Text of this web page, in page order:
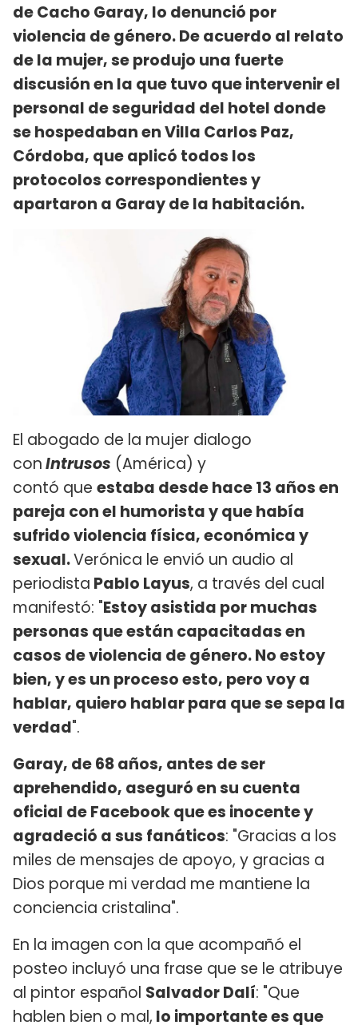
de Cacho Garay, lo denunció por
violencia de género. De acuerdo al relato
de la mujer, se produjo una fuerte
discusión en la que tuvo que intervenir el
personal de seguridad del hotel donde
se hospedaban en Villa Carlos Paz,
Córdoba, que aplicó todos los
protocolos correspondientes y
apartaron a Garay de la habitación.
El abogado de la mujer dialogo
conIntrusos (América) y
contó que estaba desde hace 13 años en
pareja con el humorista y que había
sufrido violencia física, económica y
sexual.Verónica le envió un audio al
periodista Pablo Layus, a través del cual
manifestó: "Estoy asistida por muchas
personas que están capacitadas en
casos de violencia de género. No estoy
bien, y es un proceso esto, pero voy a
hablar, quiero hablar para que se sepa la
verdad".
Garay, de 68 años, antes de ser
aprehendido, aseguró en su cuenta
oficial de Facebook que es inocente y
agradeció a sus fanáticos: "Gracias a los
miles de mensajes de apoyo, y gracias a
Dios porque mi verdad me mantiene la
conciencia cristalina".
En la imagen con la que acompañó el
posteo incluyó una frase que se le atribuye
al pintor español Salvador Dalí: "Que
hablen bien o mal, lo importante es que